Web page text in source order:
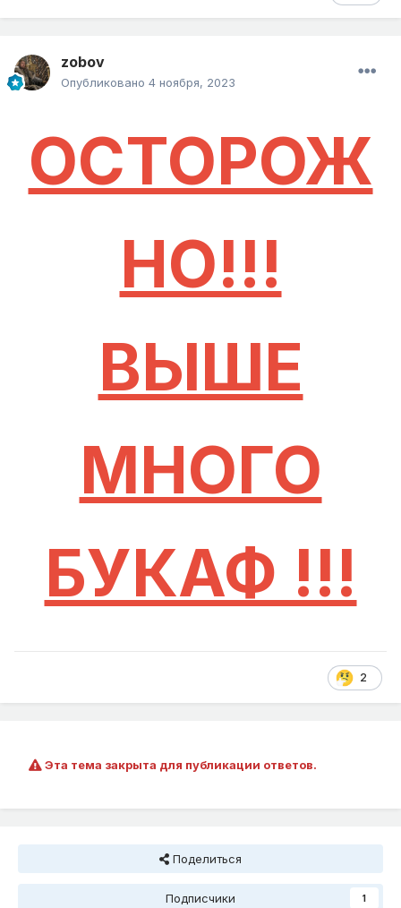
zobov
Опубликовано 4 ноября, 2023
ОСТОРОЖ
НО!!!
ВЫШЕ
МНОГО
БУКАФ !!!
2
Эта тема закрыта для публикации ответов.
Поделиться
Подписчики 1